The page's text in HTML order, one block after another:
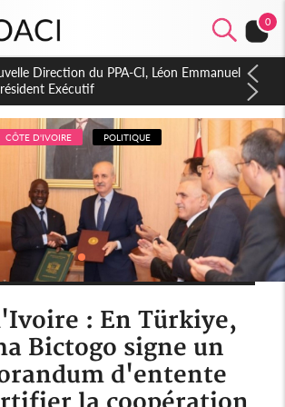
0
des 66 ans d'Indépendance, un
Développement dans le Gbôklè
CÔTE D'IVOIRE POLITIQUE
: En Türkiye,
Bictogo signe un
d'entente